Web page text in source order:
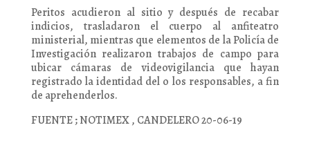
Peritos acudieron al sitio y después de recabar
indicios, trasladaron el cuerpo al anfiteatro
ministerial, mientras que elementos de la Policía de
Investigación realizaron trabajos de campo para
ubicar cámaras de videovigilancia que hayan
registrado la identidad del o los responsables, a fin
de aprehenderlos.
FUENTE ; NOTIMEX , CANDELERO 20-06-19